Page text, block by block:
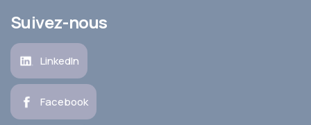
Suivez-nous
LinkedIn
Facebook